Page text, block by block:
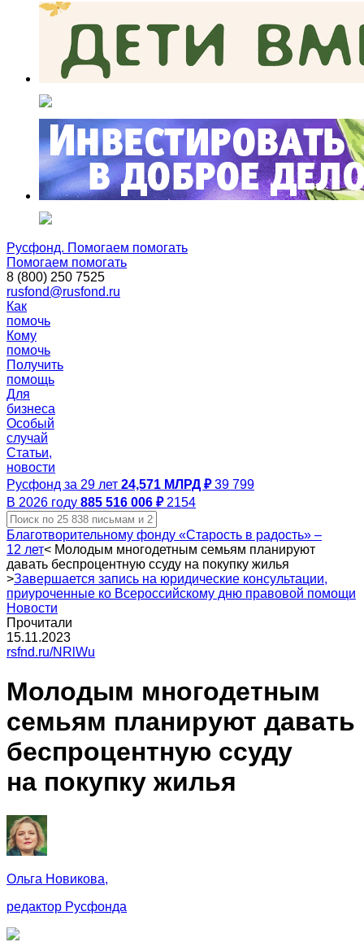
Русфонд. Помогаем помогать
Помогаем помогать
8 (800) 250 7525
rusfond@rusfond.ru
Как
помочь
Кому
помочь
Получить
помощь
Для
бизнеса
Особый
случай
Статьи,
новости
Русфонд за 29 лет 24,571 МЛРД ₽ 39 799
В 2026 году 885 516 006 ₽ 2154
Благотворительному фонду «Старость в радость» –
12 лет< Молодым многодетным семьям планируют
давать беспроцентную ссуду на покупку жилья
>Завершается запись на юридические консультации,
приуроченные ко Всероссийскому дню правовой помощи
Новости
Прочитали
15.11.2023
rsfnd.ru/NRlWu
Молодым многодетным
семьям планируют давать
беспроцентную ссуду
на покупку жилья
Ольга Новикова,
редактор Русфонда